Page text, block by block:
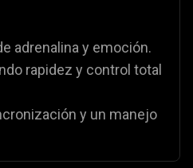
adrenalina y emoción.
rapidez y control total
y un manejo